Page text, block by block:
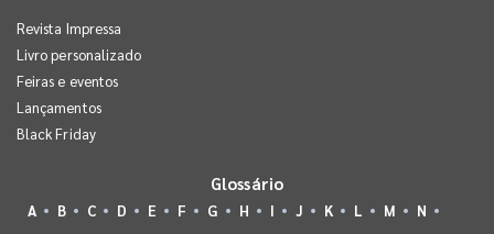
Revista Impressa
Livro personalizado
Feiras e eventos
Lançamentos
Black Friday
Glossário
A B C D E F G H I J K L M
N